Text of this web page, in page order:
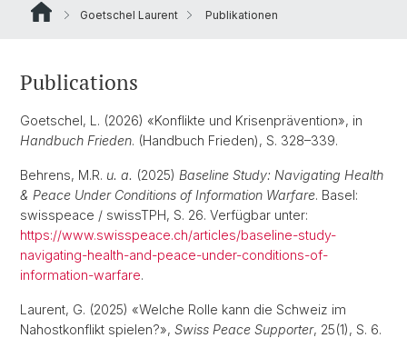
Goetschel Laurent Publikationen
Publications
Goetschel, L. (2026) «Konflikte und Krisenprävention», in
Handbuch Frieden. (Handbuch Frieden), S. 328–339.
Behrens, M.R. u. a. (2025) Baseline Study: Navigating Health
& Peace Under Conditions of Information Warfare. Basel:
swisspeace / swissTPH, S. 26. Verfügbar unter:
https://www.swisspeace.ch/articles/baseline-study-
navigating-health-and-peace-under-conditions-of-
information-warfare.
Laurent, G. (2025) «Welche Rolle kann die Schweiz im
Nahostkonflikt spielen?», Swiss Peace Supporter, 25(1), S. 6.